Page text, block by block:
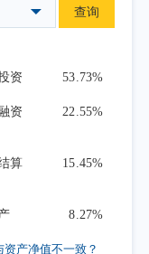
同业存单、
置资产，积极
模变化，组
种配置、期限
合二季度在保
了较为稳健
查询
资 53.73%
资
22.55%
算
15.45%
8.27%
资产净值不一致？